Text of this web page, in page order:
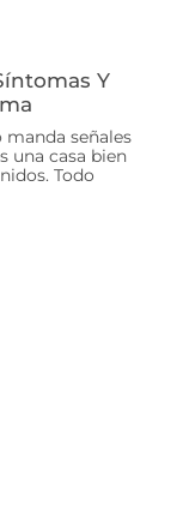
Y
señales
una casa bien
Todo